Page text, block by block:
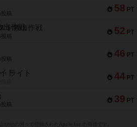
58 PT
稿
52 PT
ト救出作戦
稿
46 PT
稿
44 PT
ライト
39 PT
稿